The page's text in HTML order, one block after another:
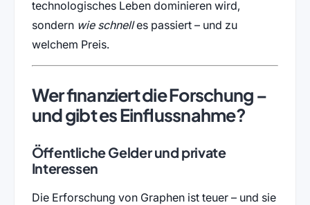
technologisches Leben dominieren wird,
sondern wie schnelles passiert – und zu
welchem Preis.
Wer finanziert die Forschung –
und gibt es Einflussnahme?
Öffentliche Gelder und private
Interessen
Die Erforschung von Graphen ist teuer – und sie